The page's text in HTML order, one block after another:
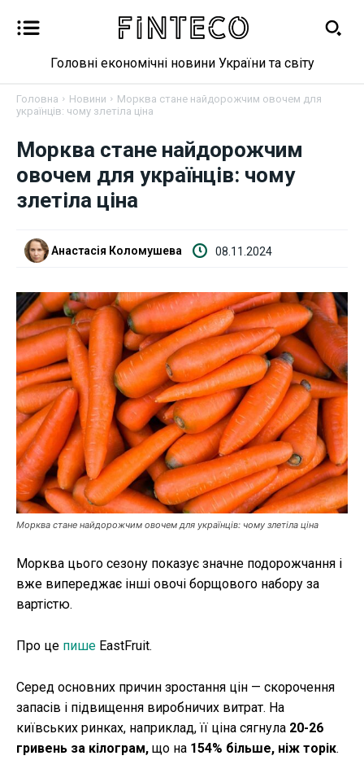
Новини
Бізнес
Криптовалюта
Робота і освіта
Публікації
ФОП
Курс валют
Ми в соц. мережах
Головні економічні новини України та світу
Головна Новини
Морква стане найдорожчим овочем для
українців: чому злетіла ціна
Морква стане найдорожчим
овочем для українців: чому
злетіла ціна
Анастасія Коломушева 08.11.2024
Морква стане найдорожчим овочем для українців: чому злетіла ціна
Морква цього сезону показує значне подорожчання і
вже випереджає інші овочі борщового набору за
вартістю.
Про це пише EastFruit.
Серед основних причин зростання цін — скорочення
запасів і підвищення виробничих витрат. На
київських ринках, наприклад, її ціна сягнула 20-26
гривень за кілограм, що на 154% більше, ніж торік.